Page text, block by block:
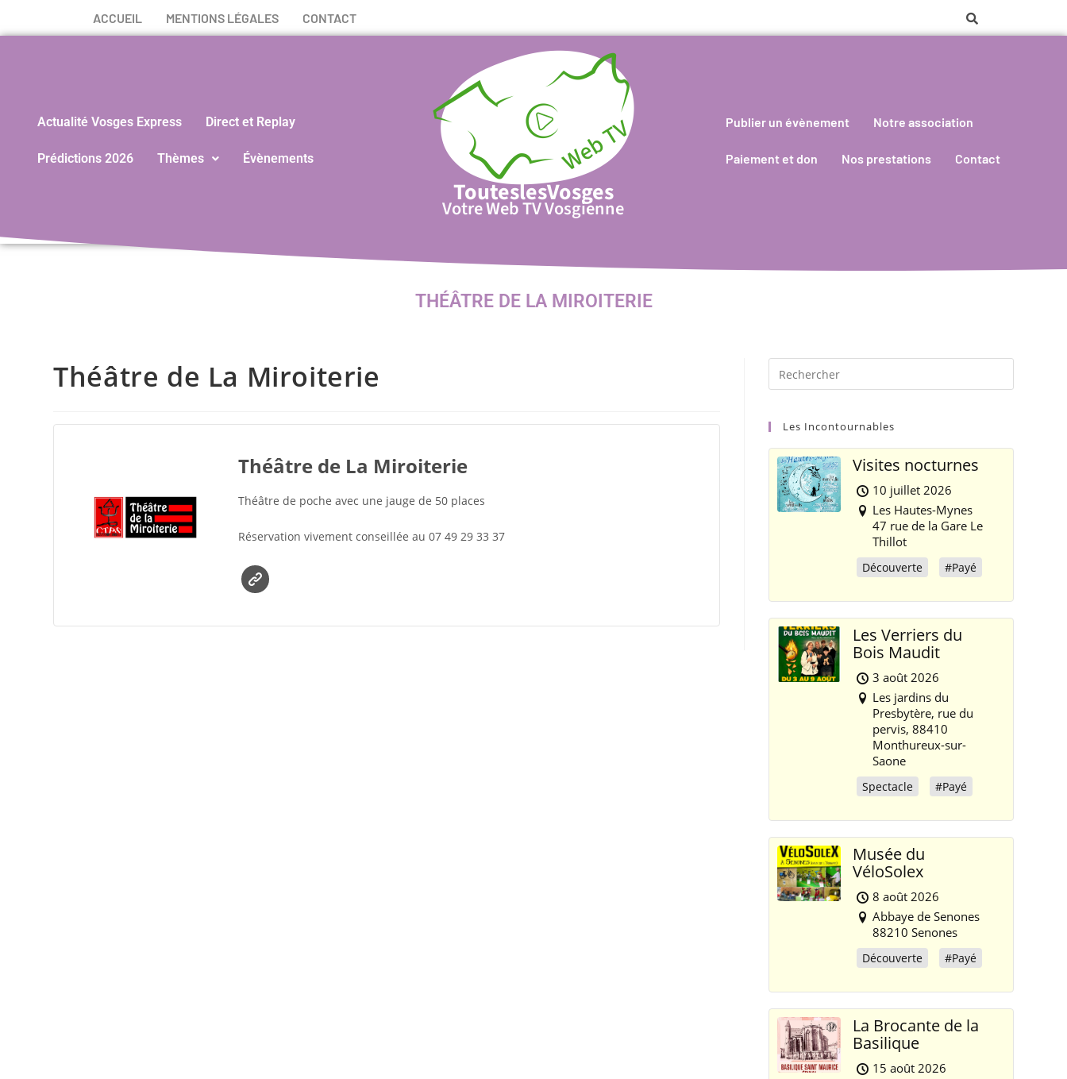
ACCUEIL MENTIONS LÉGALES CONTACT
Actualité Vosges Express Direct et Replay
Prédictions 2026 Thèmes Évènements
TouteslesVosges
Votre Web TV Vosgienne
Publier un évènement Notre association
Paiement et don Nos prestations Contact
THÉÂTRE DE LA MIROITERIE
Théâtre de La Miroiterie
Théâtre de La Miroiterie
Théâtre de poche avec une jauge de 50 places
Réservation vivement conseillée au 07 49 29 33 37
Les Incontournables
Visites nocturnes
10 juillet 2026
Les Hautes-Mynes
47 rue de la Gare Le
Thillot
Découverte #Payé
Les Verriers du
Bois Maudit
3 août 2026
Les jardins du
Presbytère, rue du
pervis, 88410
Monthureux-sur-
Saone
Spectacle #Payé
Musée du
VéloSolex
8 août 2026
Abbaye de Senones
88210 Senones
Découverte #Payé
La Brocante de la
Basilique
15 août 2026